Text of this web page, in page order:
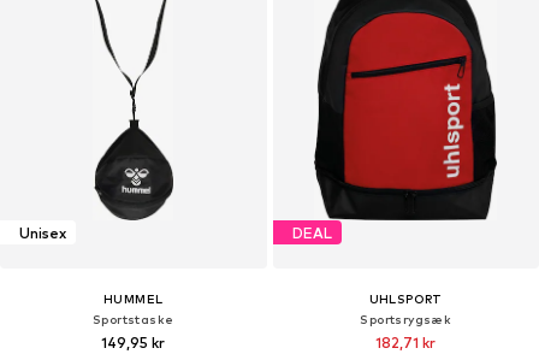
Unisex
HUMMEL
Sportstaske
149,95 kr
DEAL
UHLSPORT
Sportsrygsæk
182,71 kr